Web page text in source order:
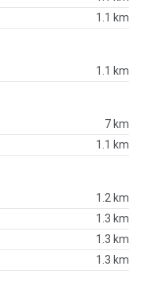
1.1 km
1.1 km
7 km
1.1 km
1.2 km
1.3 km
1.3 km
1.3 km